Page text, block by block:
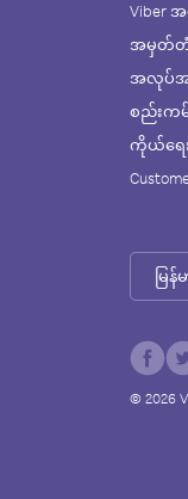
Viber အ
အမှတ်တံ
အလုပ်အ
စည်းကမ်း
ကိုယ်ရေး
မြန်
© 2026